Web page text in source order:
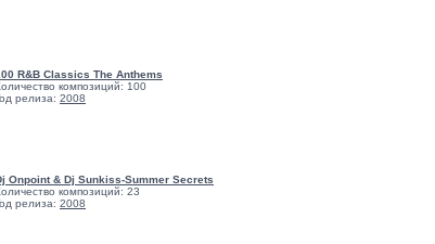
R&B Classics The Anthems
композиций: 100
релиза: 2008
Onpoint & Dj Sunkiss-Summer Secrets
композиций: 23
релиза: 2008